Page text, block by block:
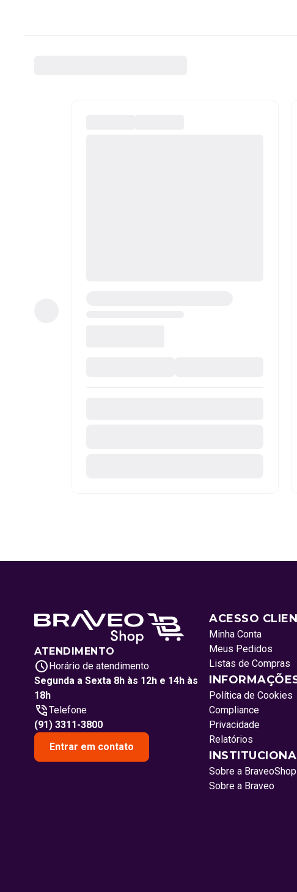
ATENDIMENTO
Horário de atendimento
Segunda a Sexta 8h às 12h e 14h às
18h
Telefone
(91) 3311-3800
Entrar em contato
ACESSO
Minha Conta
Meus Pedidos
Listas de Compras
Política de Cookies
Compliance
Privacidade
Relatórios
Sobre a BraveoShop
Sobre a Braveo